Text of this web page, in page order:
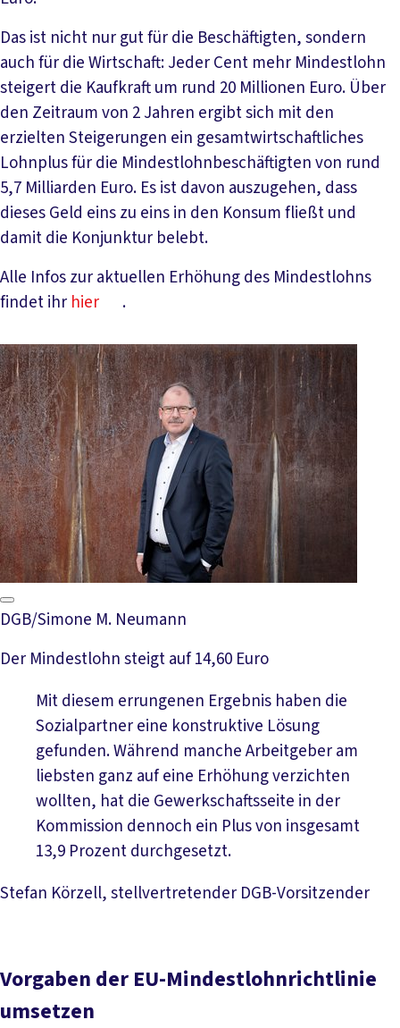
Das ist nicht nur gut für die Beschäftigten, sondern
auch für die Wirtschaft: Jeder Cent mehr Mindestlohn
steigert die Kaufkraft um rund 20 Millionen Euro. Über
den Zeitraum von 2 Jahren ergibt sich mit den
erzielten Steigerungen ein gesamtwirtschaftliches
Lohnplus für die Mindestlohnbeschäftigten von rund
5,7 Milliarden Euro. Es ist davon auszugehen, dass
dieses Geld eins zu eins in den Konsum fließt und
damit die Konjunktur belebt.
Alle Infos zur aktuellen Erhöhung des Mindestlohns
findet ihr hier .
DGB/Simone M. Neumann
Der Mindestlohn steigt auf 14,60 Euro
Mit diesem errungenen Ergebnis haben die
Sozialpartner eine konstruktive Lösung
gefunden. Während manche Arbeitgeber am
liebsten ganz auf eine Erhöhung verzichten
wollten, hat die Gewerkschaftsseite in der
Kommission dennoch ein Plus von insgesamt
13,9 Prozent durchgesetzt.
Stefan Körzell, stellvertretender DGB-Vorsitzender
Vorgaben der EU-Mindestlohnrichtlinie
umsetzen